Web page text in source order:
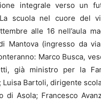
integrale verso un
scuola nel cuore del
alle 16 nell’aula
Mantova (ingresso da
Marco Busca,
già ministro per la
Bartoli, dirigente
di Asola; Francesco